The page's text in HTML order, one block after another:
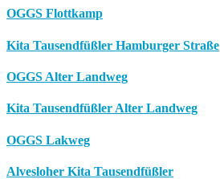
OGGS Flottkamp
Kita Tausendfüßler Hamburger Straße
OGGS Alter Landweg
Kita Tausendfüßler Alter Landweg
OGGS Lakweg
Alvesloher Kita Tausendfüßler